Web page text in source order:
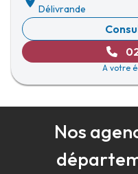
Délivrande
A votre
Nos